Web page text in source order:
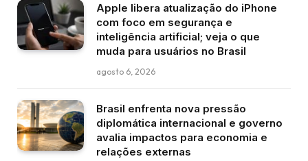
Apple libera atualização do iPhone
com foco em segurança e
inteligência artificial; veja o que
muda para usuários no Brasil
agosto 6, 2026
Brasil enfrenta nova pressão
diplomática internacional e governo
avalia impactos para economia e
relações externas